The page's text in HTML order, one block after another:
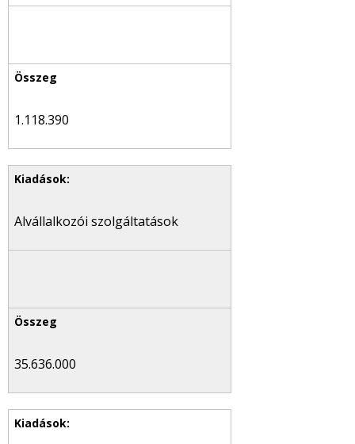
1.118.390
Alvállalkozói szolgáltatások
35.636.000